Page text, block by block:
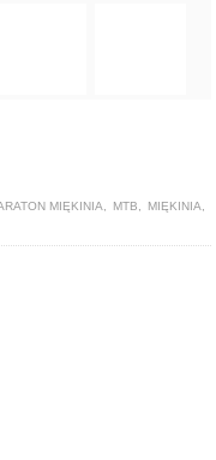
MIĘKINIA, MTB, MIĘKINIA,